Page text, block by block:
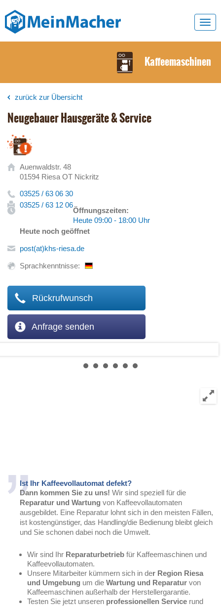
Kaffeemaschinen
zurück zur Übersicht
Neugebauer Hausgeräte & Service
Auenwaldstr. 48
01594 Riesa OT Nickritz
03525 / 63 06 30
03525 / 63 12 06
Öffnungszeiten:
Heute 09:00 - 18:00 Uhr
Heute noch geöffnet
post(at)khs-riesa.de
Sprachkenntnisse:
Rückrufwunsch
Anfrage senden
Ist Ihr Kaffeevollautomat defekt?
Dann kommen Sie zu uns! Wir sind speziell für die
Reparatur und Wartung von Kaffeevollautomaten
ausgebildet. Eine Reparatur lohnt sich in den meisten Fällen,
ist kostengünstiger, das Handling/die Bedienung bleibt gleich
und Sie schonen dabei noch die Umwelt.
Wir sind Ihr Reparaturbetrieb für Kaffeemaschinen und
Kaffeevollautomaten.
Unsere Mitarbeiter kümmern sich in der Region Riesa
und Umgebung um die Wartung und Reparatur von
Kaffeemaschinen außerhalb der Herstellergarantie.
Testen Sie jetzt unseren professionellen Service rund